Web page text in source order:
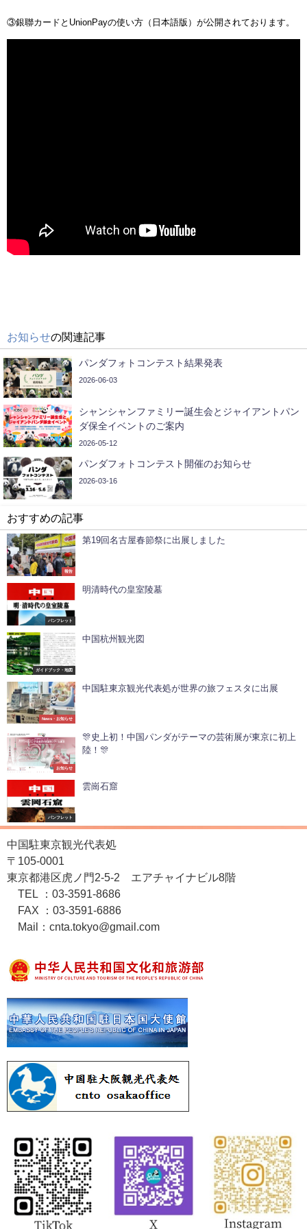
③銀聯カードとUnionPayの使い方（日本語版）が公開されております。
お知らせの関連記事
パンダフォトコンテスト結果発表
2026-06-03
シャンシャンファミリー誕生会とジャイアントパン
ダ保全イベントのご案内
2026-05-12
パンダフォトコンテスト開催のお知らせ
2026-03-16
おすすめの記事
報告
第19回名古屋春節祭に出展しました
パンフレット
明清時代の皇室陵墓
ガイドブック・地図
中国杭州観光図
News・お知らせ
中国駐東京観光代表処が世界の旅フェスタに出展
お知らせ
🎊史上初！中国パンダがテーマの芸術展が東京に初上
陸！🎊
パンフレット
雲崗石窟
中国駐東京観光代表処
〒105-0001
東京都港区虎ノ門2-5-2 エアチャイナビル8階
TEL ：03-3591-8686
FAX ：03-3591-6886
Mail：cnta.tokyo@gmail.com